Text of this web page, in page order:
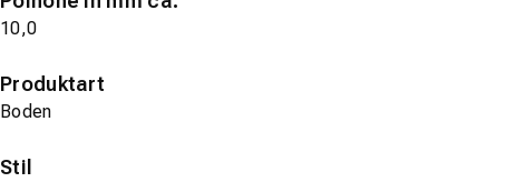
10,0
Produktart
Boden
Stil